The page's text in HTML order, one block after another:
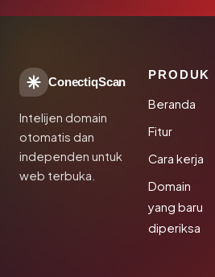
ConectiqScan
Intelijen domain
otomatis dan
independen untuk
web terbuka.
PRODUK
Beranda
Fitur
Cara kerja
Domain
yang baru
diperiksa